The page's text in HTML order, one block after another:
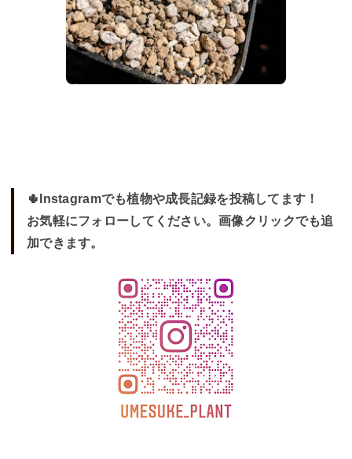
🌵Instagramでも植物や成長記録を投稿してます！
お気軽にフォローしてください。画像クリックでも追
加できます。